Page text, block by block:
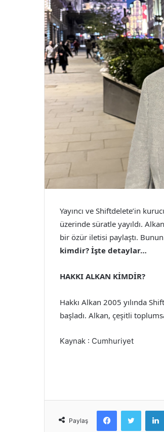
Yayıncı ve Shiftdelete’in
üzerinde süratle yayıldı.
bir özür iletisi paylaştı. Bunun
kimdir? İşte detaylar…
HAKKI ALKAN KİMDİR?
Hakkı Alkan 2005 yılında
başladı. Alkan, çeşitli
Kaynak : Cumhuriyet
Paylaş
FacebookTwitter